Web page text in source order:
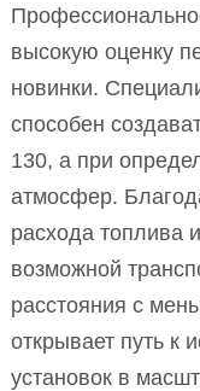
высокую оценку
новинки.
способен
130, а при
атмосфер.
расхода топлива
возможной
расстояния с
открывает путь к
установок в